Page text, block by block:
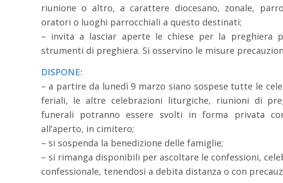
riunione o altro, a carattere diocesano, zonale,
oratori o luoghi parrocchiali a questo destinati;
– invita a lasciar aperte le chiese per la preghiera
strumenti di preghiera. Si osservino le misure
DISPONE:
– a partire da lunedì 9 marzo siano sospese tutte le
feriali, le altre celebrazioni liturgiche, riunioni di
funerali potranno essere svolti in forma privata
all’aperto, in cimitero;
– si sospenda la benedizione delle famiglie;
– si rimanga disponibili per ascoltare le confessioni,
confessionale, tenendosi a debita distanza o con